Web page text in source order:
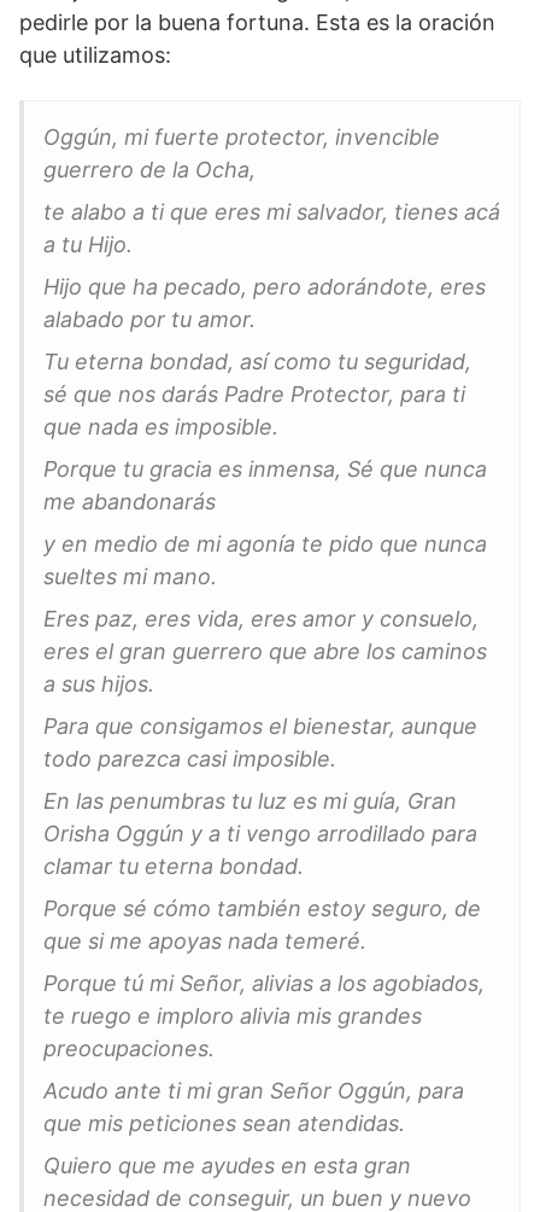
pedirle por la buena fortuna. Esta es la oración
que utilizamos:
Oggún, mi fuerte protector, invencible
guerrero de la Ocha,
te alabo a ti que eres mi salvador, tienes acá
a tu Hijo.
Hijo que ha pecado, pero adorándote, eres
alabado por tu amor.
Tu eterna bondad, así como tu seguridad,
sé que nos darás Padre Protector, para ti
que nada es imposible.
Porque tu gracia es inmensa, Sé que nunca
me abandonarás
y en medio de mi agonía te pido que nunca
sueltes mi mano.
Eres paz, eres vida, eres amor y consuelo,
eres el gran guerrero que abre los caminos
a sus hijos.
Para que consigamos el bienestar, aunque
todo parezca casi imposible.
En las penumbras tu luz es mi guía, Gran
Orisha Oggún y a ti vengo arrodillado para
clamar tu eterna bondad.
Porque sé cómo también estoy seguro, de
que si me apoyas nada temeré.
Porque tú mi Señor, alivias a los agobiados,
te ruego e imploro alivia mis grandes
preocupaciones.
Acudo ante ti mi gran Señor Oggún, para
que mis peticiones sean atendidas.
Quiero que me ayudes en esta gran
necesidad de conseguir, un buen y nuevo